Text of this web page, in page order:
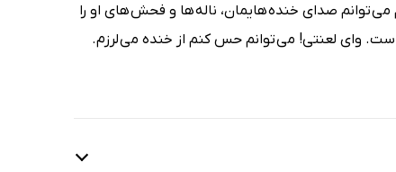
توانم صدای خنده هایمان، ناله ها و فحش های او را
وای لعنتی! می توانم حس کنم از خنده می لرزم.